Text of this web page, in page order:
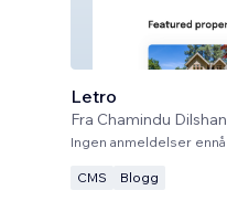
Letro
Fra Chamindu Dilshan
Ingen anmeldelser ennå
CMS Blogg